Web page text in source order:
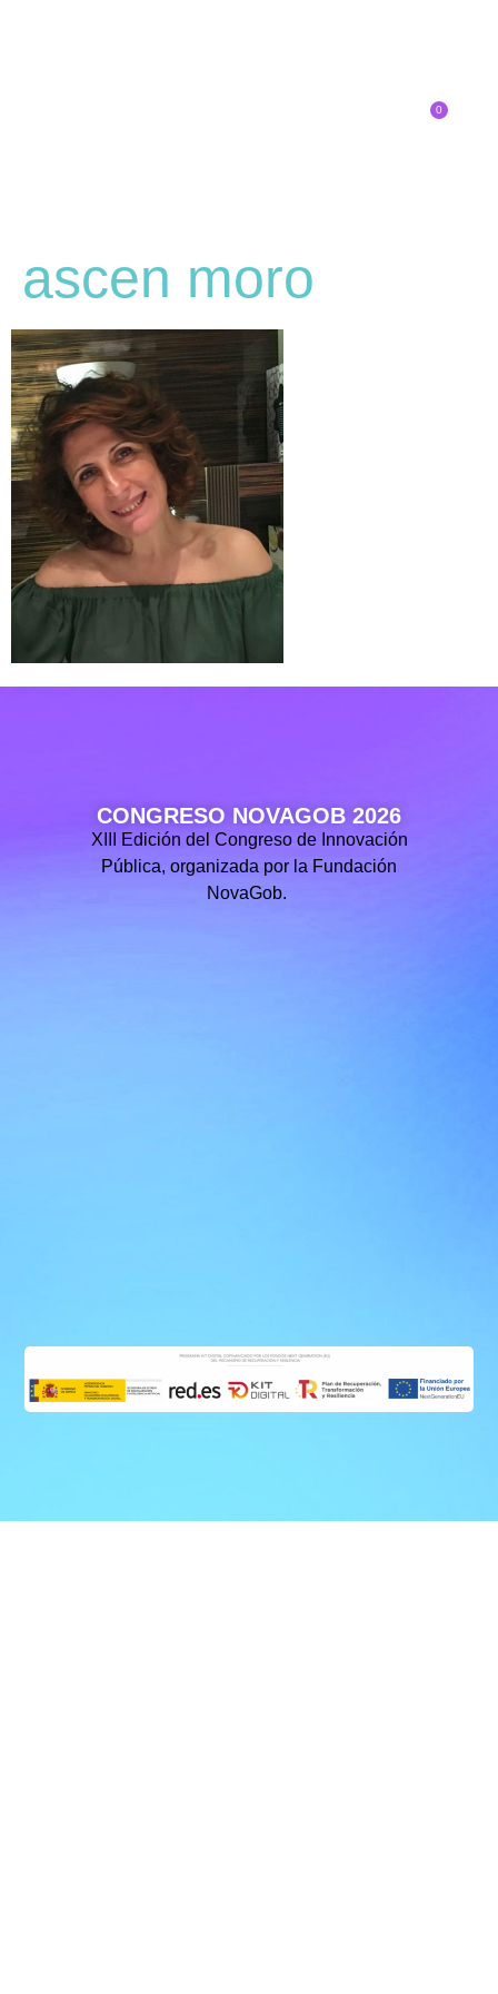
0
ascen moro
CONGRESO NOVAGOB 2026
XIII Edición del Congreso de Innovación
Pública, organizada por la Fundación
NovaGob.